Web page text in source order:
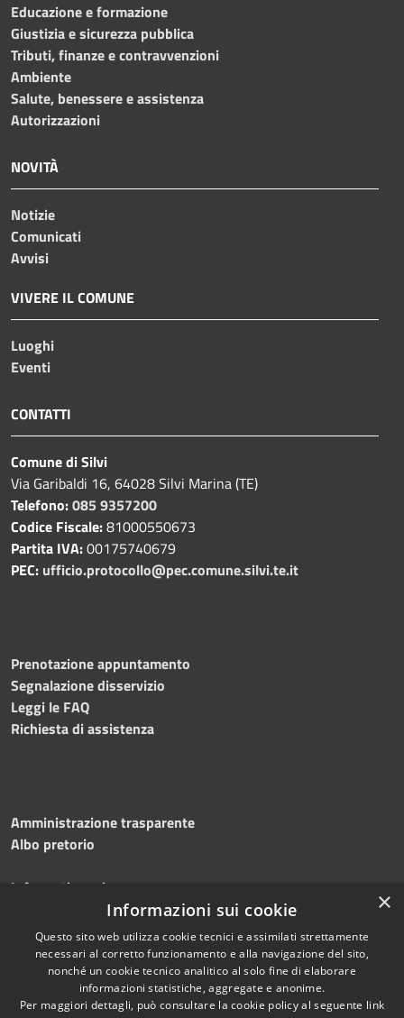
Educazione e formazione
Giustizia e sicurezza pubblica
Tributi, finanze e contravvenzioni
Ambiente
Salute, benessere e assistenza
Autorizzazioni
NOVITÀ
Notizie
Comunicati
Avvisi
VIVERE IL COMUNE
Luoghi
Eventi
CONTATTI
Comune di Silvi
Via Garibaldi 16, 64028 Silvi Marina (TE)
Telefono:085 9357200
Codice Fiscale:81000550673
Partita IVA:00175740679
PEC: ufficio.protocollo@pec.comune.silvi.te.it
Prenotazione appuntamento
Segnalazione disservizio
Leggi le FAQ
Richiesta di assistenza
Amministrazione trasparente
Albo pretorio
Informativa privacy
Dichiarazione di accessibilità
×
Informazioni sui cookie
Questo sito web utilizza cookie tecnici e assimilati strettamente
necessari al corretto funzionamento e alla navigazione del sito,
nonché un cookie tecnico analitico al solo fine di elaborare
informazioni statistiche, aggregate e anonime.
Per maggiori dettagli, può consultare la cookie policy al seguente link